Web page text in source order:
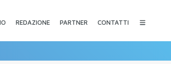
REDAZIONE PARTNER CONTATTI